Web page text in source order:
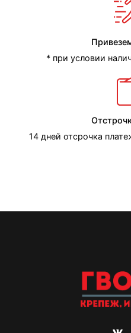
* при условии
14 дней отсрочка